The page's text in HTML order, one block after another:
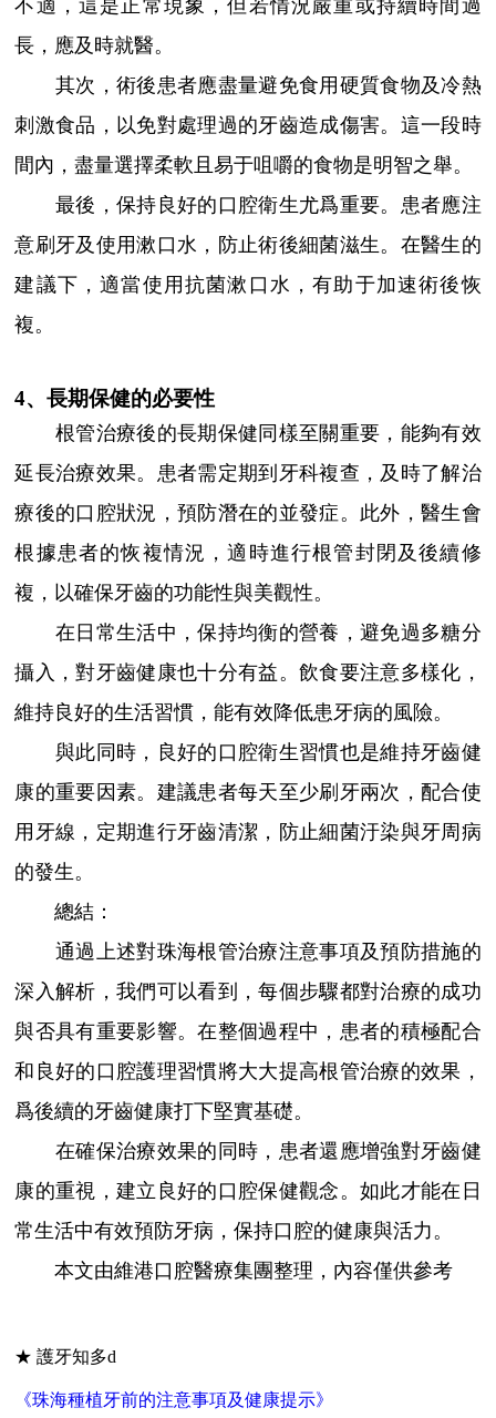
不適，這是正常現象，但若情況嚴重或持續時間過
長，應及時就醫。
其次，術後患者應盡量避免食用硬質食物及冷熱
刺激食品，以免對處理過的牙齒造成傷害。這一段時
間內，盡量選擇柔軟且易于咀嚼的食物是明智之舉。
最後，保持良好的口腔衛生尤爲重要。患者應注
意刷牙及使用漱口水，防止術後細菌滋生。在醫生的
建議下，適當使用抗菌漱口水，有助于加速術後恢
複。
4、長期保健的必要性
根管治療後的長期保健同樣至關重要，能夠有效
延長治療效果。患者需定期到牙科複查，及時了解治
療後的口腔狀況，預防潛在的並發症。此外，醫生會
根據患者的恢複情況，適時進行根管封閉及後續修
複，以確保牙齒的功能性與美觀性。
在日常生活中，保持均衡的營養，避免過多糖分
攝入，對牙齒健康也十分有益。飲食要注意多樣化，
維持良好的生活習慣，能有效降低患牙病的風險。
與此同時，良好的口腔衛生習慣也是維持牙齒健
康的重要因素。建議患者每天至少刷牙兩次，配合使
用牙線，定期進行牙齒清潔，防止細菌汙染與牙周病
的發生。
總結：
通過上述對珠海根管治療注意事項及預防措施的
深入解析，我們可以看到，每個步驟都對治療的成功
與否具有重要影響。在整個過程中，患者的積極配合
和良好的口腔護理習慣將大大提高根管治療的效果，
爲後續的牙齒健康打下堅實基礎。
在確保治療效果的同時，患者還應增強對牙齒健
康的重視，建立良好的口腔保健觀念。如此才能在日
常生活中有效預防牙病，保持口腔的健康與活力。
本文由維港口腔醫療集團整理，內容僅供參考
★ 護牙知多d
《珠海種植牙前的注意事項及健康提示》